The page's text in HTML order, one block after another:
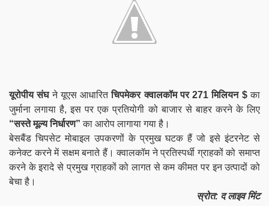
यूरोपीय संघने यूएस आधारितचिपमेकर क्वालकॉम पर 271 मिलियन $का
जुर्माना लगाया है, इस पर एक प्रतियोगी को बाजार से बाहर करने के लिए
“सस्ते मूल्य निर्धारण”का आरोप लागाया गया है।
बेसबैंड चिपसेट मोबाइल उपकरणों के प्रमुख घटक हैं जो इसे इंटरनेट से
कनेक्ट करने में सक्षम बनाते हैं। क्वालकॉम ने प्रतिस्पर्धी ग्राहकों को समाप्त
करने के इरादे से प्रमुख ग्राहकों को लागत से कम कीमत पर इन उत्पादों को
बेचा है।
स्रोत: द लाइव मिंट